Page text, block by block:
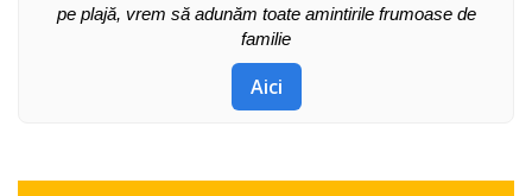
pe plajă, vrem să adunăm toate amintirile frumoase de
familie
Aici